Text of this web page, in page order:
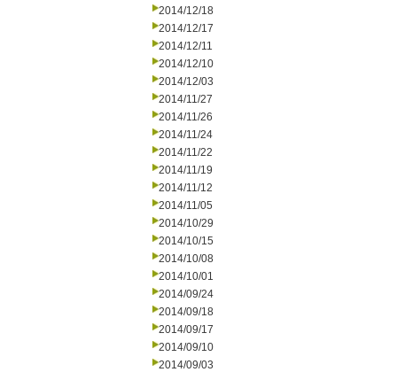
2014/12/18
2014/12/17
2014/12/11
2014/12/10
2014/12/03
2014/11/27
2014/11/26
2014/11/24
2014/11/22
2014/11/19
2014/11/12
2014/11/05
2014/10/29
2014/10/15
2014/10/08
2014/10/01
2014/09/24
2014/09/18
2014/09/17
2014/09/10
2014/09/03